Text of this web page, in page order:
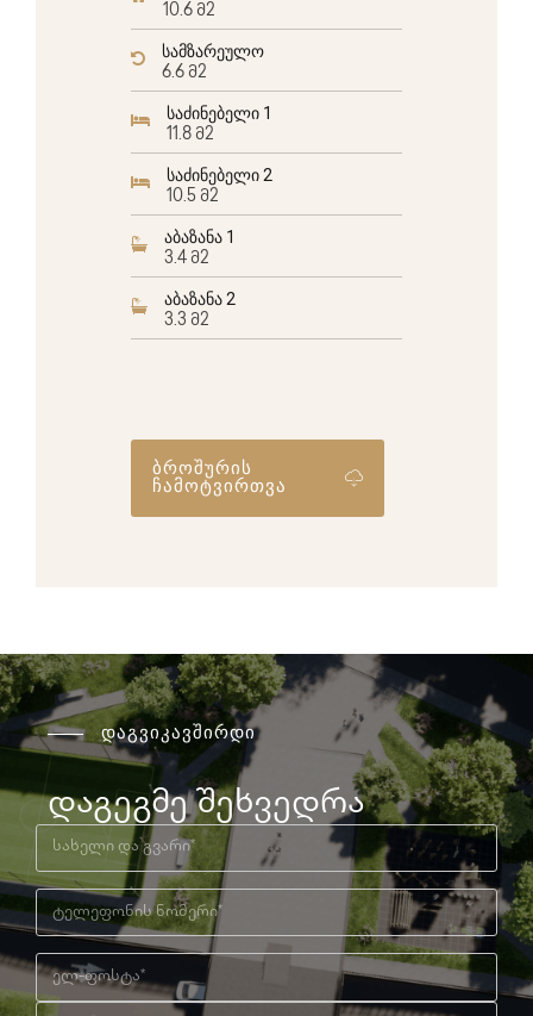
10.6 მ2
სამზარეულო
6.6 მ2
საძინებელი 1
11.8 მ2
საძინებელი 2
10.5 მ2
აბაზანა 1
3.4 მ2
აბაზანა 2
3.3 მ2
ბროშურის
ჩამოტვირთვა
დაგვიკავშირდი
დაგეგმე შეხვედრა